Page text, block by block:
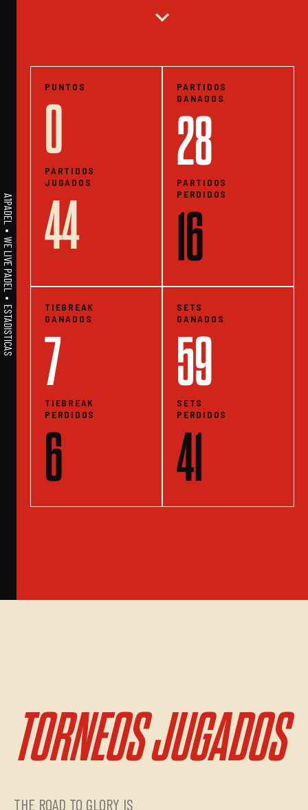
A1PADEL • WE LIVE PADEL • ESTADISTICAS
expand_more
PUNTOS
0
PARTIDOS
JUGADOS
44
PARTIDOS
GANADOS
28
PARTIDOS
PERDIDOS
16
TIEBREAK
GANADOS
7
TIEBREAK
PERDIDOS
6
SETS
GANADOS
59
SETS
PERDIDOS
41
TORNEOS JUGADOS
THE ROAD TO GLORY IS